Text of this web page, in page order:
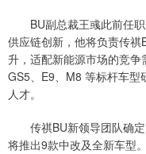
BU副总裁王彧此前任职
供应链创新，他将负责传
升，适配新能源市场的竞
GS5、E9、M8 等标杆车型
人才。
传祺BU新领导团队确定
将推出9款中改及全新车型。